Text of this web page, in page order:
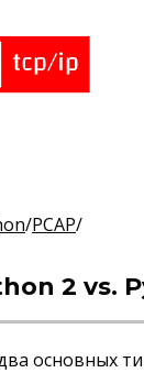
/PCAP/
2 vs.
основных